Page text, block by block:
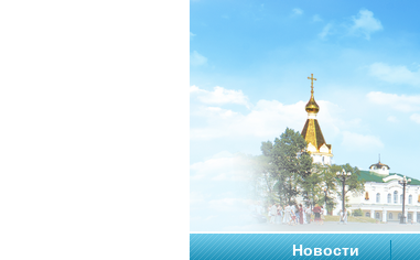
Новости